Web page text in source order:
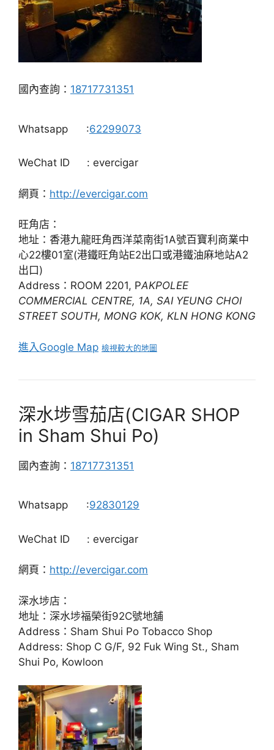
國內查詢： 18717731351
Whatsapp :62299073
WeChat ID : evercigar
網頁： http://evercigar.com
旺角店：
地址：香港九龍旺角西洋菜南街1A號百寶利商業中
心22樓01室(港鐵旺角站E2出口或港鐵油麻地站A2
出口)
Address：ROOM 2201, PAKPOLEE
COMMERCIAL CENTRE, 1A, SAI YEUNG CHOI
STREET SOUTH, MONG KOK, KLN HONG KONG
進入Google Map 檢視較大的地圖
深水埗雪茄店(CIGAR SHOP
in Sham Shui Po)
國內查詢： 18717731351
Whatsapp :92830129
WeChat ID : evercigar
網頁： http://evercigar.com
深水埗店：
地址：深水埗福榮街92C號地舖
Address：Sham Shui Po Tobacco Shop
Address: Shop C G/F, 92 Fuk Wing St., Sham
Shui Po, Kowloon